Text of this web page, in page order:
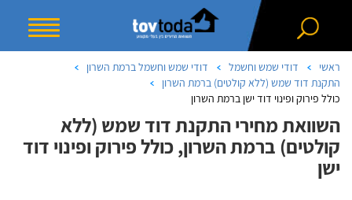
ראשי דודי שמש וחשמל
דודי שמש וחשמל ברמת השרון
התקנת דוד שמש (ללא קולטים) ברמת השרון
כולל פירוק ופינוי דוד ישן ברמת השרון
השוואת מחירי התקנת דוד שמש (ללא
קולטים) ברמת השרון, כולל פירוק ופינוי דוד
ישן